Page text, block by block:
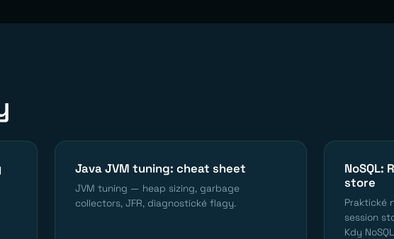
Java JVM tuning: cheat sheet
JVM tuning — heap sizing, garbage
collectors, JFR, diagnostické flagy.
NoSQL:
store
Praktické
session
Kdy